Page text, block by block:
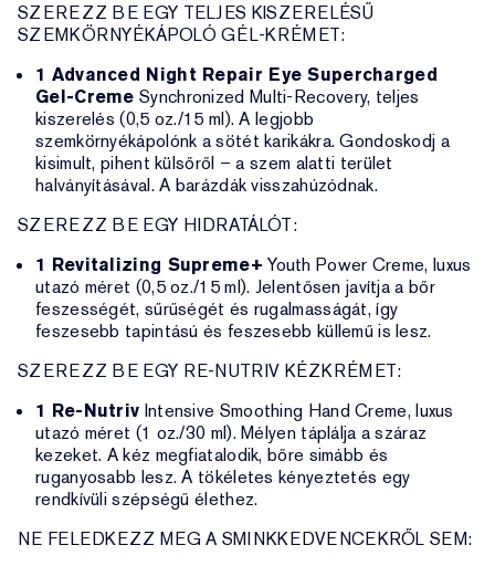
SZEREZZ BE EGY TELJES KISZERELÉSŰ
SZEMKÖRNYÉKÁPOLÓ GÉL-KRÉMET:
1 Advanced Night Repair Eye Supercharged
Gel-Creme Synchronized Multi-Recovery, teljes
kiszerelés (0,5 oz./15 ml). A legjobb
szemkörnyékápolónk a sötét karikákra. Gondoskodj a
kisimult, pihent külsőről – a szem alatti terület
halványításával. A barázdák visszahúzódnak.
SZEREZZ BE EGY HIDRATÁLÓT:
1 Revitalizing Supreme+ Youth Power Creme, luxus
utazó méret (0,5 oz./15 ml). Jelentősen javítja a bőr
feszességét, sűrűségét és rugalmasságát, így
feszesebb tapintású és feszesebb küllemű is lesz.
SZEREZZ BE EGY RE-NUTRIV KÉZKRÉMET:
1 Re-Nutriv Intensive Smoothing Hand Creme, luxus
utazó méret (1 oz./30 ml). Mélyen táplálja a száraz
kezeket. A kéz megfiatalodik, bőre simább és
ruganyosabb lesz. A tökéletes kényeztetés egy
rendkívüli szépségű élethez.
NE FELEDKEZZ MEG A SMINKKEDVENCEKRŐL SEM: